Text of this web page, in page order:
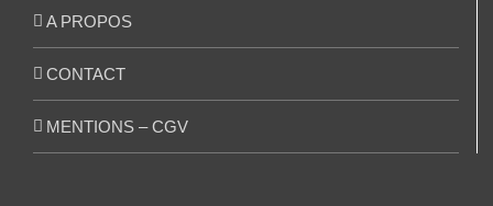
A PROPOS
CONTACT
MENTIONS – CGV